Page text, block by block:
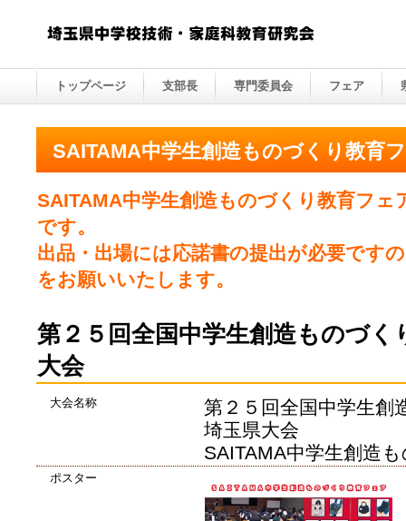
SAITAMA中学生創造ものづくり教育
SAITAMA中学生創造ものづくり教育フェ
です。
出品・出場には応諾書の提出が必要です
をお願いいたします。
第２５回全国中学生創造ものづく
大会
大会名称
第２５回全国中学生創
埼玉県大会
SAITAMA中学生創造
ポスター
トップページ 支部長 専門委員会 フェア